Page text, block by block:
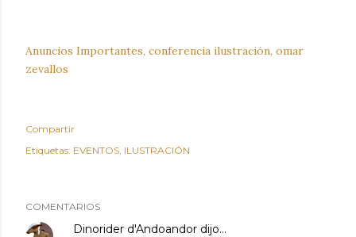
Anuncios Importantes, conferencia ilustración, omar
zevallos
Compartir
Etiquetas: EVENTOS ILUSTRACIÓN
COMENTARIOS
Dinorider d'Andoandor dijo…